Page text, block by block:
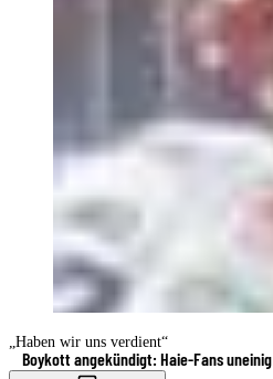
„Haben wir uns verdient“
Boykott angekündigt: Haie-Fans uneinig